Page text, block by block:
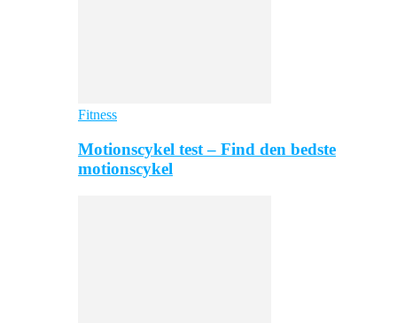
Fitness
Motionscykel test – Find den bedste
motionscykel